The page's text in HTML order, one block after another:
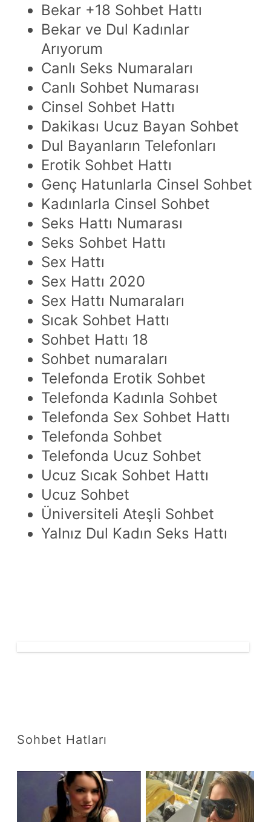
Bekar +18 Sohbet Hattı
Bekar ve Dul Kadınlar
Arıyorum
Canlı Seks Numaraları
Canlı Sohbet Numarası
Cinsel Sohbet Hattı
Dakikası Ucuz Bayan Sohbet
Dul Bayanların Telefonları
Erotik Sohbet Hattı
Genç Hatunlarla Cinsel Sohbet
Kadınlarla Cinsel Sohbet
Seks Hattı Numarası
Seks Sohbet Hattı
Sex Hattı
Sex Hattı 2020
Sex Hattı Numaraları
Sıcak Sohbet Hattı
Sohbet Hattı 18
Sohbet numaraları
Telefonda Erotik Sohbet
Telefonda Kadınla Sohbet
Telefonda Sex Sohbet Hattı
Telefonda Sohbet
Telefonda Ucuz Sohbet
Ucuz Sıcak Sohbet Hattı
Ucuz Sohbet
Üniversiteli Ateşli Sohbet
Yalnız Dul Kadın Seks Hattı
Sohbet Hatları